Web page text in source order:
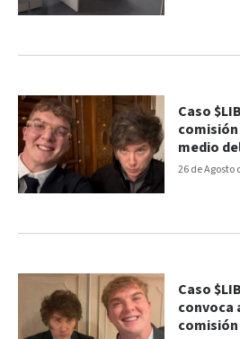
26 de Agosto
Caso
medio
audios
Caso
convoca